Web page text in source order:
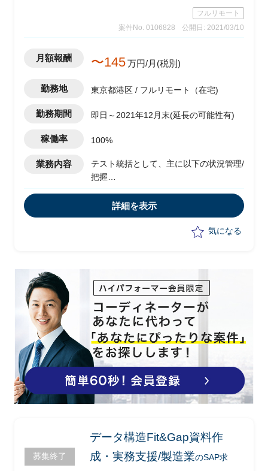
フルリモート
案件No. 0106828
公開日: 2021/03/10
月額報酬 〜145万円/月(税別)
勤務地 東京都港区 / フルリモート（在宅)
勤務期間 即日～2021年12月末(延長の可能性有)
稼働率 100%
業務内容
テスト統括として、主に以下の状況管理/
把握
ション）
-運用テスト
-追加案件に関する追加テスト等
詳細を表示
気になる
募集終了
データ構造Fit&Gap資料作
成・実務支援/製造業のSAP求